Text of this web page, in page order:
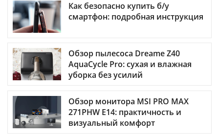
Как безопасно купить б/у
смартфон: подробная инструкция
Обзор пылесоса Dreame Z40
AquaCycle Pro: сухая и влажная
уборка без усилий
Обзор монитора MSI PRO MAX
271PHW E14: практичность и
визуальный комфорт